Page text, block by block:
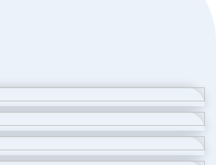
3 kamers (2 slaapkamers)